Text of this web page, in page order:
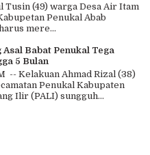
(49) warga Desa Air Itam
Penukal Abab
mere...
Asal Babat Penukal Tega
5 Bulan
-- Kelakuan Ahmad Rizal (38)
Penukal Kabupaten
Ilir (PALI) sungguh...